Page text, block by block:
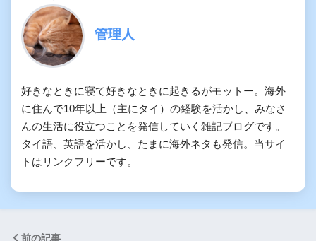
管理人
好きなときに寝て好きなときに起きるがモットー。海外
に住んで10年以上（主にタイ）の経験を活かし、みなさ
んの生活に役立つことを発信していく雑記ブログです。
タイ語、英語を活かし、たまに海外ネタも発信。当サイ
トはリンクフリーです。
前の記事